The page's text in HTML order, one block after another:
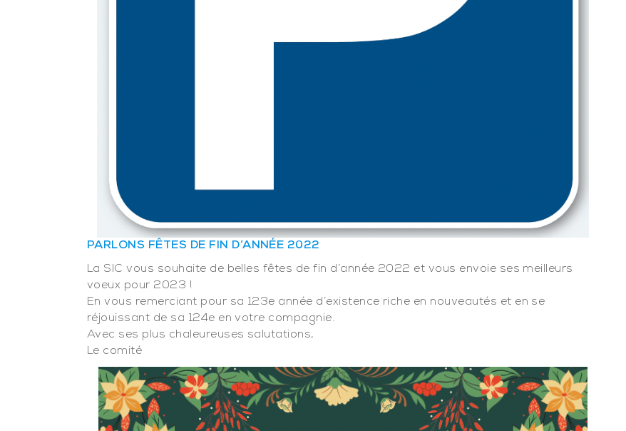
PARLONS FÊTES DE FIN D’ANNÉE 2022
La SIC vous souhaite de belles fêtes de fin d’année 2022 et vous envoie ses meilleurs
voeux pour 2023 !
En vous remerciant pour sa 123e année d’existence riche en nouveautés et en se
réjouissant de sa 124e en votre compagnie.
Avec ses plus chaleureuses salutations,
Le comité